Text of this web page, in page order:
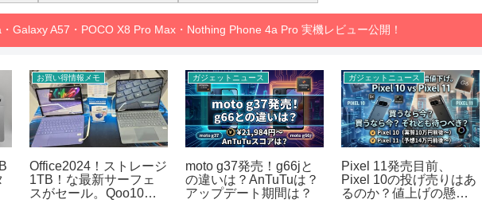
Galaxy A57・POCO X8 Pro Max・Nothing Phone 4a Pro 実機レビュー公開！
お買い得情報メモ
Office2024！ストレージ
1TB！な最新サーフェ
スがセール。Qoo10メ
ガジェットニュース
moto g37発売！g66jと
の違いは？AnTuTuは？
アップデート期間は？
ガジェットニュース
Pixel 11発売目前、
Pixel 10の投げ売りはあ
るのか？値上げの懸念